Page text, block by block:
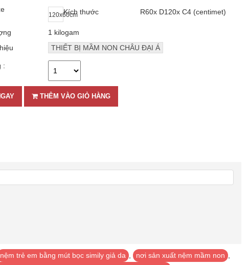
120x60cmKích thước R60x D120x C4 (centimet)
1 kilogam
THIẾT BỊ MẦM NON CHÂU ĐẠI Á
:
THÊM VÀO GIỎ HÀNG
nệm trẻ em bằng mút bọc simily giả da , nơi sản xuất nệm mầm non